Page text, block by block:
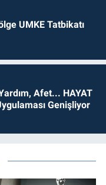
UMKE Tatbikatı
Afet... HAYAT
Genişliyor